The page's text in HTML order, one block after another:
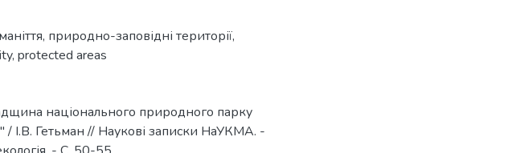
, природно-заповідні території,
, protected areas
національного природного парку
І.В. Гетьман // Наукові записки НаУКМА. -